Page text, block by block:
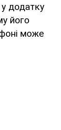
додатку
його
може